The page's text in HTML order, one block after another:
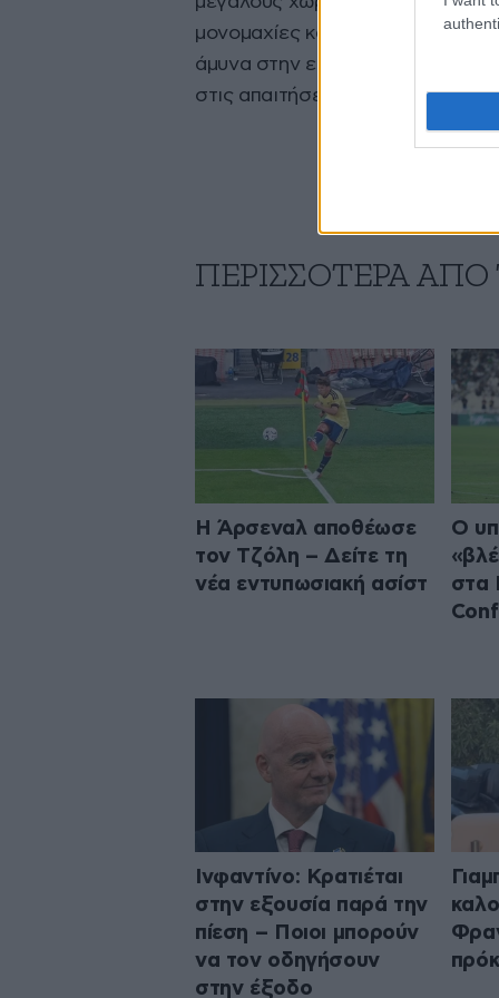
μονομαχίες και η δυνατότητά
άμυνα στην επίθεση συνθέτουν
στις απαιτήσεις των
ΠΕΡΙΣΣΟΤΕΡΑ ΑΠΟ
Η Άρσεναλ αποθέωσε
τον Τζόλη – Δείτε τη
νέα εντυπωσιακή ασίστ
Ο
στα
Ινφαντίνο: Κρατιέται
στην εξουσία παρά την
πίεση – Ποιοι μπορούν
να τον οδηγήσουν
στην έξοδο